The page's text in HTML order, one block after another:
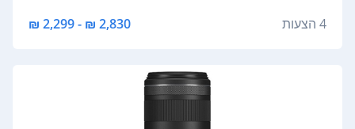
4 הצעות 2,830 ₪ - 2,299 ₪